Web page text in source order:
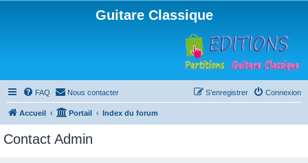
Guitare Classique
FAQ Nous contacter Connexion
S’enregistrer
Accueil Portail Index du forum
Contact Admin